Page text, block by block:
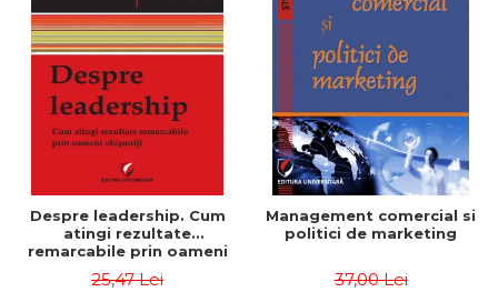
Despre leadership. Cum
atingi rezultate
remarcabile prin oameni
25,47 Lei
Management comercial si
politici de marketing
37,00 Lei